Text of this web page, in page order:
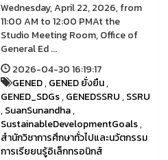
Wednesday, April 22, 2026, from
11:00 AM to 12:00 PMAt the
Studio Meeting Room, Office of
General Ed ...
2026-04-30 16:19:17
GENED,GENED ยั่งยืน,
GENED_SDGs,GENEDSSRU,SSRU
,SuanSunandha,
SustainableDevelopmentGoals,
สำนักวิชาการศึกษาทั่วไปและนวัตกรรม
การเรียยนรู้อิเล็กทรอนิกส์